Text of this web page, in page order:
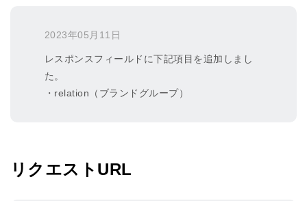
2023年05月11日
レスポンスフィールドに下記項目を追加しまし
た。
・relation（ブランドグループ）
リクエストURL